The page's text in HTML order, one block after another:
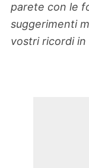
parete con le
suggerimenti
vostri ricordi in